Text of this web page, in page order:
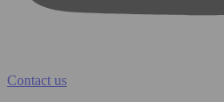
Contact us